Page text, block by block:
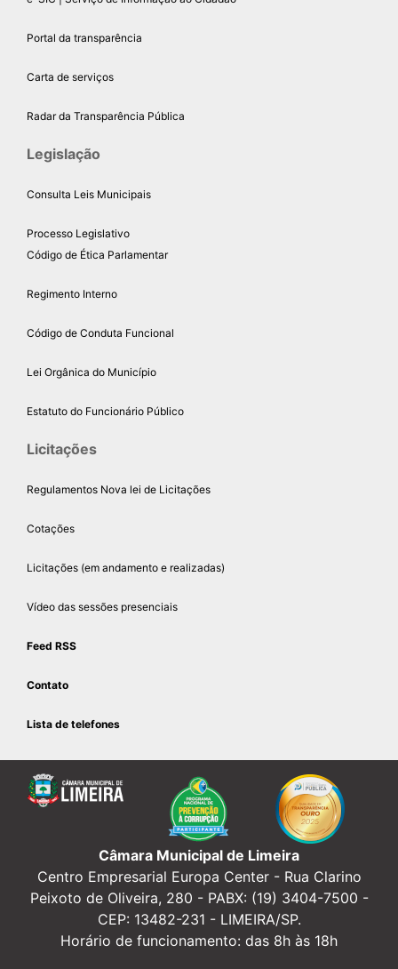
Portal da transparência
Carta de serviços
Radar da Transparência Pública
Legislação
Consulta Leis Municipais
Processo Legislativo
Código de Ética Parlamentar
Regimento Interno
Código de Conduta Funcional
Lei Orgânica do Município
Estatuto do Funcionário Público
Licitações
Regulamentos Nova lei de Licitações
Cotações
Licitações (em andamento e realizadas)
Vídeo das sessões presenciais
Feed RSS
Contato
Lista de telefones
Câmara Municipal de Limeira
Centro Empresarial Europa Center - Rua Clarino
Peixoto de Oliveira, 280 - PABX: (19) 3404-7500 -
CEP: 13482-231 - LIMEIRA/SP.
Horário de funcionamento: das 8h às 18h